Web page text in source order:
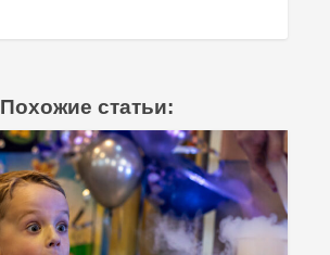
Похожие статьи: